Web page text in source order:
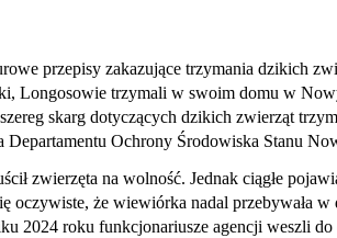
przepisy zakazujące trzymania dzikich
Longosowie trzymali w swoim domu w
skarg dotyczących dzikich zwierząt
Departamentu Ochrony Środowiska Stanu
zwierzęta na wolność. Jednak ciągłe
oczywiste, że wiewiórka nadal przebywała
2024 roku funkcjonariusze agencji weszli